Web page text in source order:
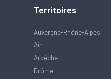
Territoires
Auvergne-Rhône-Alpes
Ain
Ardèche
Drôme